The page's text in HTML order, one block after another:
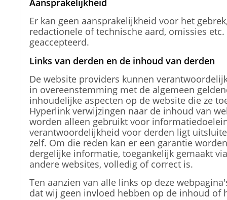
Aansprakelijkheid
Er kan geen aansprakelijkheid voor het
redactionele of technische aard, omissies
geaccepteerd.
Links van derden en de inhoud van derden
De website providers kunnen
in overeenstemming met de algemeen
inhoudelijke aspecten op de website die ze
Hyperlink verwijzingen naar de inhoud van
worden alleen gebruikt voor
verantwoordelijkheid voor derden ligt
zelf. Om die reden kan er een garantie
dergelijke informatie, toegankelijk gemaakt
andere websites, volledig of correct is.
Ten aanzien van alle links op deze
dat wij geen invloed hebben op de inhoud of